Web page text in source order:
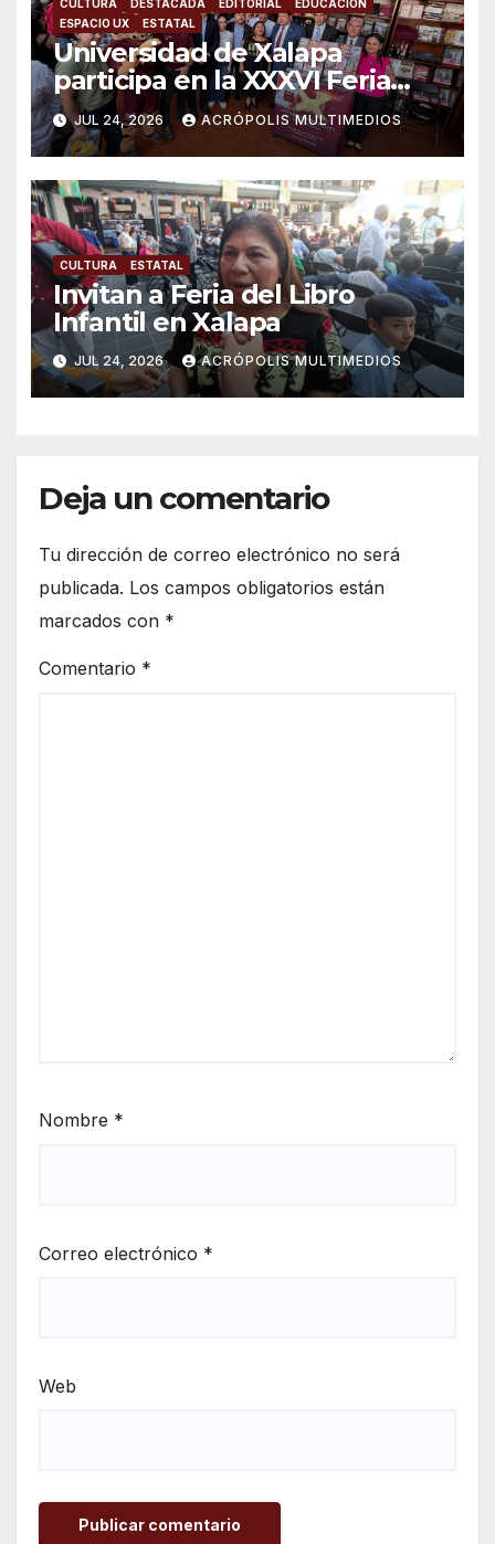
CULTURA DESTACADA EDITORIAL
EDUCACIÓN
ESPACIO UX
ESTATAL
Universidad de Xalapa
participa en la XXXVI Feria
Nacional del Libro Infantil y
Juvenil
JUL 24, 2026 ACRÓPOLIS MULTIMEDIOS
CULTURA ESTATAL
Invitan a Feria del Libro
Infantil en Xalapa
JUL 24, 2026 ACRÓPOLIS MULTIMEDIOS
Deja un comentario
Tu dirección de correo electrónico no será
publicada. Los campos obligatorios están
marcados con *
Comentario *
Nombre *
Correo electrónico *
Web